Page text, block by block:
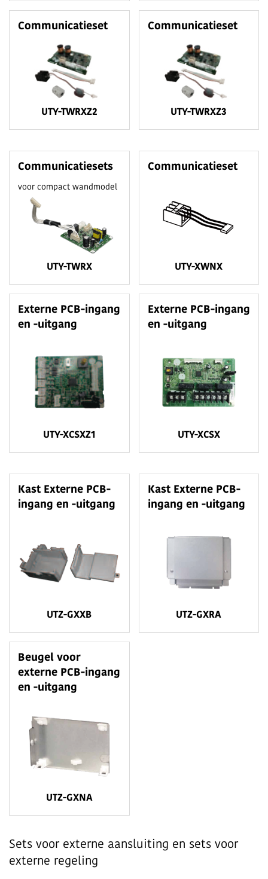
Communicatieset
UTY-TWRXZ2
Communicatieset
UTY-TWRXZ3
Communicatiesets
voor compact wandmodel
UTY-TWRX
Communicatieset
UTY-XWNX
Externe PCB-ingang
en -uitgang
UTY-XCSXZ1
Externe PCB-ingang
en -uitgang
UTY-XCSX
Kast Externe PCB-
ingang en -uitgang
UTZ-GXXB
Kast Externe PCB-
ingang en -uitgang
UTZ-GXRA
Beugel voor
externe PCB-ingang
en -uitgang
UTZ-GXNA
Sets voor externe aansluiting en sets voor
externe regeling